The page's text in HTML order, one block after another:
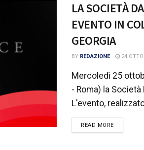
LA SOCIETÀ
EVENTO IN
GEORGIA
BY REDAZIONE 24
Mercoledì 25
- Roma) la
L'evento,
READ MOREDETAILS